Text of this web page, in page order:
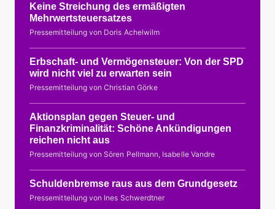
Keine Streichung des ermäßigten
Mehrwertsteuersatzes
Pressemitteilung von Doris Achelwilm
Erbschaft- und Vermögensteuer: Von der SPD
wird nicht viel zu erwarten sein
Pressemitteilung von Christian Görke
Aktionsplan gegen Steuer- und
Finanzkriminalität: Schöne Ankündigungen
reichen nicht aus
Pressemitteilung von Sören Pellmann, Isabelle Vandre
Schuldenbremse raus aus dem Grundgesetz
Pressemitteilung von Ines Schwerdtner